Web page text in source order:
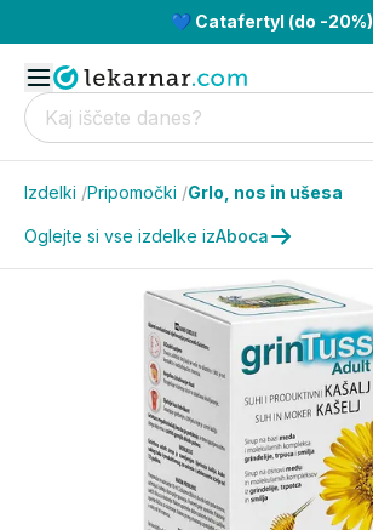
💙 Catafertyl (do -20%)
Izdelki /Pripomočki /Grlo, nos in ušesa
Oglejte si vse izdelke izAboca